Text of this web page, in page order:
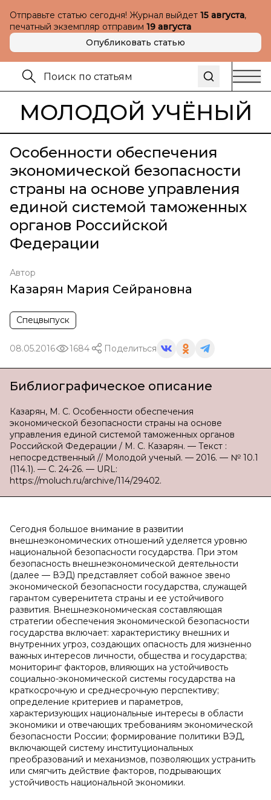
Отправьте статью сегодня! Журнал выйдет 15 августа,
печатный экземпляр отправим 19 августа
Опубликовать статью
МОЛОДОЙ УЧЁНЫЙ
Особенности обеспечения
экономической безопасности
страны на основе управления
единой системой таможенных
органов Российской
Федерации
Автор
Казарян Мария Сейрановна
Спецвыпуск
08.05.2016 1684 Поделиться
Библиографическое описание
Казарян, М. С. Особенности обеспечения
экономической безопасности страны на основе
управления единой системой таможенных органов
Российской Федерации / М. С. Казарян. — Текст :
непосредственный // Молодой ученый. — 2016. — № 10.1
(114.1). — С. 24-26. — URL:
https://moluch.ru/archive/114/29402.
Сегодня большое внимание в развитии
внешнеэкономических отношений уделяется уровню
национальной безопасности государства. При этом
безопасность внешнеэкономической деятельности
(далее — ВЭД) представляет собой важное звено
экономической безопасности государства, служащей
гарантом суверенитета страны и ее устойчивого
развития. Внешнеэкономическая составляющая
стратегии обеспечения экономической безопасности
государства включает: характеристику внешних и
внутренних угроз, создающих опасность для жизненно
важных интересов личности, общества и государства;
мониторинг факторов, влияющих на устойчивость
социально-экономической системы государства на
краткосрочную и среднесрочную перспективу;
определение критериев и параметров,
характеризующих национальные интересы в области
экономики и отвечающих требованиям экономической
безопасности России; формирование политики ВЭД,
включающей систему институциональных
преобразований и механизмов, позволяющих устранить
или смягчить действие факторов, подрывающих
устойчивость национальной экономики.